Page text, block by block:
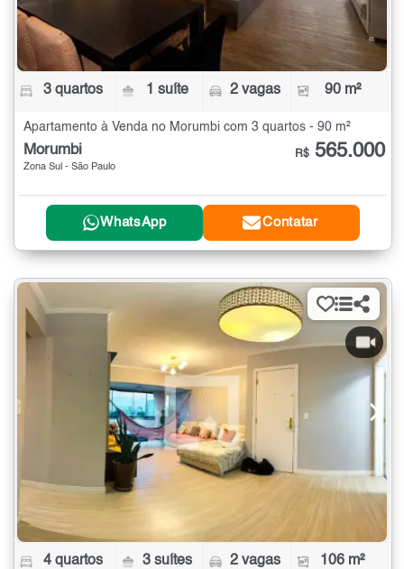
3 quartos 1 suíte 2 vagas 90 m²
Apartamento à Venda no Morumbi com 3 quartos - 90 m²
Morumbi
Zona Sul - São Paulo
R$ 565.000
WhatsApp Contatar
4 quartos 3 suítes 2 vagas 106 m²